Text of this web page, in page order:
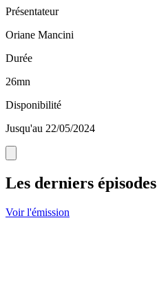
Présentateur
Oriane Mancini
Durée
26mn
Disponibilité
Jusqu'au 22/05/2024
Les derniers épisodes
Voir l'émission